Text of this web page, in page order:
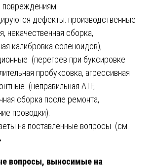
дефекты: производственные
некачественная сборка,
калибровка соленоидов),
(перегрев при буксировке
пробуксовка, агрессивная
(неправильная ATF,
сборка после ремонта,
проводки).
на поставленные вопросы (см.
вопросы, выносимые на